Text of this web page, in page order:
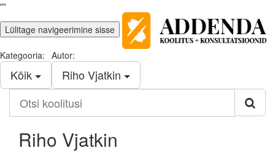
""
Lülitage navigeerimine sisse
Kategooria:
Kõik
Autor:
Riho Vjatkin
koolitusi
Riho Vjatkin